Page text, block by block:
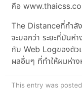
คือ
The Distanceที่กำลัง
จะบอกว่า ระยะที่มันห่
กับ Web Logของตัวเ
ผลอื่นๆ ที่ทำให้ผมห่าง
This entry was